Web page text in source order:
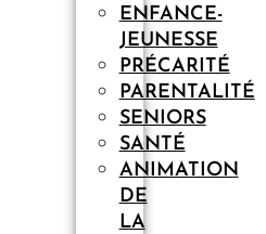
ENFANCE-
JEUNESSE
PRÉCARITÉ
PARENTALITÉ
SENIORS
SANTÉ
ANIMATION
DE
LA